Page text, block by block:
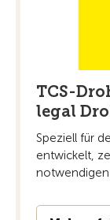
TCS-
legal
Speziell für
entwickelt,